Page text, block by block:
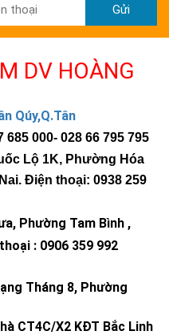
led ngoài trờichính hãng
Gửi
DV HOÀNG
Qúy,Q.Tân
685 000- 028 66 795 795
Lộ 1K, Phường Hóa
Điện thoại: 0938 259
Phường Tam Bình ,
: 0906 359 992
Tháng 8, Phường
CT4C/X2 KĐT Bắc Linh